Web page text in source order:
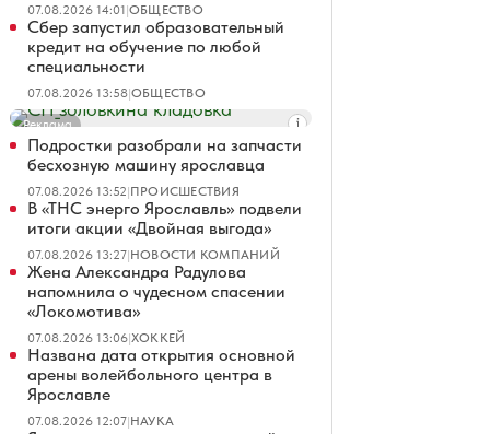
07.08.2026 14:01|ОБЩЕСТВО
Сбер запустил образовательный
кредит на обучение по любой
специальности
07.08.2026 13:58|ОБЩЕСТВО
Реклама
Подростки разобрали на запчасти
бесхозную машину ярославца
07.08.2026 13:52|ПРОИСШЕСТВИЯ
В «ТНС энерго Ярославль» подвели
итоги акции «Двойная выгода»
07.08.2026 13:27|НОВОСТИ КОМПАНИЙ
Жена Александра Радулова
напомнила о чудесном спасении
«Локомотива»
07.08.2026 13:06|ХОККЕЙ
Названа дата открытия основной
арены волейбольного центра в
Ярославле
07.08.2026 12:07|НАУКА